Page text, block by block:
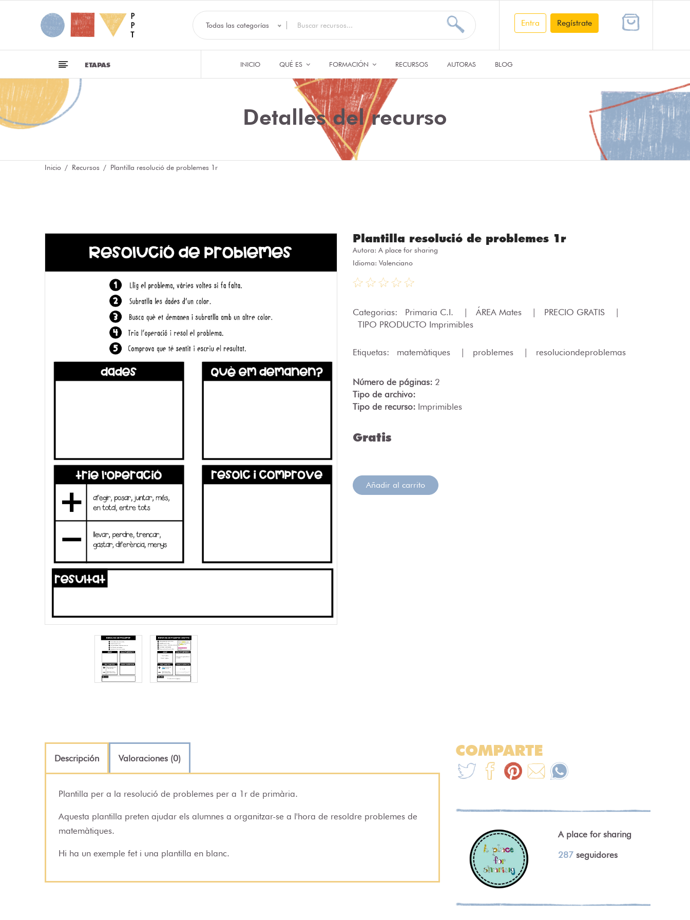
Todas las categorías Entra Regístrate
ETAPAS INICIO QUÉ ES FORMACIÓN RECURSOS AUTORAS BLOG
Detalles del recurso
Inicio Recursos Plantilla resolució de problemes 1r
Plantilla resolució de problemes 1r
Autora: A place for sharing
Idioma: Valenciano
Categorias: Primaria C.I. ÁREA Mates PRECIO GRATIS
TIPO PRODUCTO Imprimibles
Etiquetas: matemàtiques problemes resoluciondeproblemas
Número de páginas: 2
Tipo de archivo:
Tipo de recurso: Imprimibles
Gratis
Añadir al carrito
Descripción Valoraciones (0)
Plantilla per a la resolució de problemes per a 1r de primària.
Aquesta plantilla preten ajudar els alumnes a organitzar-se a l'hora de resoldre problemes de
matemàtiques.
Hi ha un exemple fet i una plantilla en blanc.
COMPARTE
A place for sharing
287 seguidores